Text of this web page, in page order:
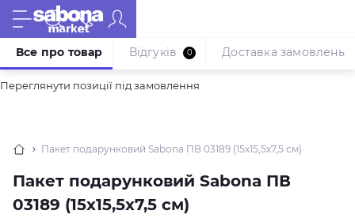
Переглянути позиції під замовлення
Пакет подарунковий Sabona ПВ 03189 (15x15,5x7,5 см)
Пакет подарунковий Sabona ПВ
03189 (15x15,5x7,5 см)
Все про товар Відгуків 0 Доставка замовлень